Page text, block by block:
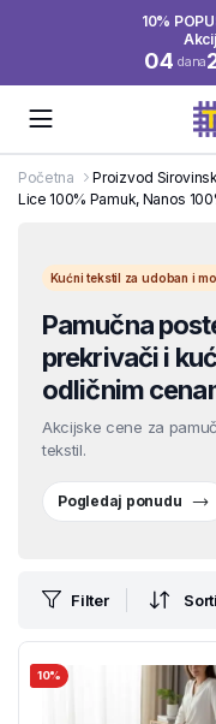
10%
04 dana
Početna
Proizvod
Lice 100% Pamuk, Nanos
Kućni tekstil za udoban i
Pamučna
prekrivači i
odličnim
Akcijske cene za
tekstil.
Pogledaj ponudu
Filter
10%